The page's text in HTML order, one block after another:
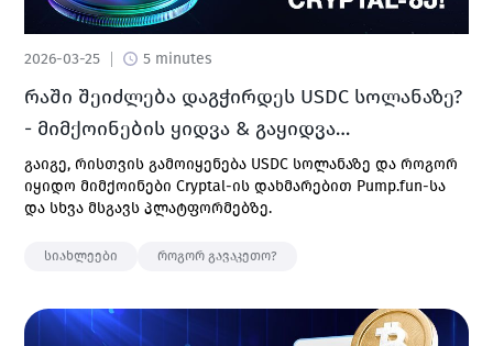
2026-03-25 5 minutes
რაში შეიძლება დაგჭირდეს USDC სოლანაზე?
- მიმქოინების ყიდვა & გაყიდვა
დამწყებთათვის
გაიგე, რისთვის გამოიყენება USDC სოლანაზე და როგორ
იყიდო მიმქოინები Cryptal-ის დახმარებით Pump.fun-სა
და სხვა მსგავს პლატფორმებზე.
სიახლეები როგორ გავაკეთო?